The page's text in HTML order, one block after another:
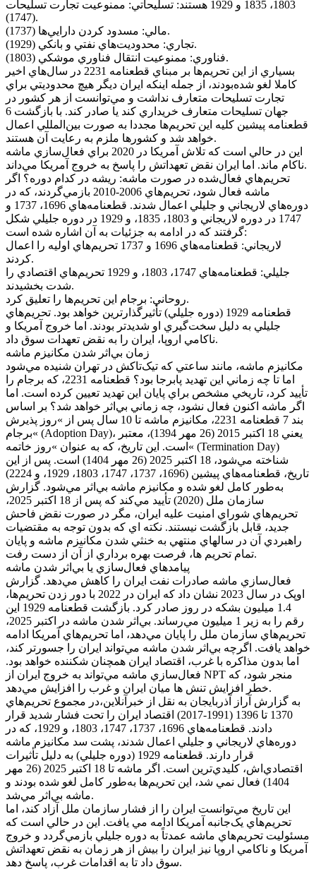
1803، 1835 و 1929 هستند: تسليحاتي: ممنوعيت تجارت تسليحات
(1747).
مالي: مسدود کردن دارايي‌ها (1737).
تجاري: محدوديت‌هاي نفتي و بانکي (1929).
فناوري: ممنوعيت انتقال فناوري موشکي (1803).
بسياري از اين تحريم‌ها بر مبناي قطعنامه 2231 در سال‌هاي اخير
کاملا لغو شده‌بودند، از جمله اينکه ايران ديگر هيچ محدوديتي براي
تجارت تسليحات متعارف نداشت و مي‌توانست از هر کشور در
جهان تسليحات متعارف خريداري کند يا صادر کند. با بازگشت 6
قطعنامه پيشين کليه اين تحريم‌ها مجددا به صورت بين‌المللي اعمال
خواهد شد و کشورها ملزم به رعايت آن هستند.
اين در حالي است که تلاش آمريکا در 2020 براي فعال‌سازي ماشه
ناکام ماند. اما ايران نقض تعهداتش را پاسخ به خروج آمريکا مي‌داند.
تحريم‌هاي فعال‌شده در صورت ماشه: ريشه در کدام دوره؟ اگر
ماشه فعال شود، تحريم‌هاي 2006-2010 بازمي‌گردند، که در
دوره‌هاي لاريجاني و جليلي اعمال شدند. قطعنامه‌هاي 1696، 1737 و
1747 در دوره لاريجاني و 1803، 1835، و 1929 در دوره جليلي شکل
گرفتند که در ادامه به جزئيات به آن اشاره شده است:
لاريجاني: قطعنامه‌هاي 1696 و 1737 تحريم‌هاي اوليه را اعمال
کردند.
جليلي: قطعنامه‌هاي 1747، 1803، و 1929 تحريم‌هاي اقتصادي را
شدت بخشيدند.
روحاني: برجام اين تحريم‌ها را تعليق کرد.
قطعنامه 1929 (دوره جليلي) تأثيرگذارترين خواهد بود. تحريم‌هاي
جليلي به دليل سخت‌گيري او شديدتر بودند. اما خروج آمريکا و
ناکامي اروپا، ايران را به نقض تعهدات سوق داد.
زمان بي‌اثر شدن مکانيزم ماشه
مکانيزم ماشه، مانند ساعتي که تيک‌تاکش در تهران شنيده مي‌شود
اما تا چه زماني اين تهديد پابرجا بود؟ قطعنامه 2231، که برجام را
تأييد کرد، تاريخي مشخص براي پايان اين تهديد تعيين کرده است. اما
اگر ماشه اکنون فعال نشود، چه زماني بي‌اثر خواهد شد؟ بر اساس
بند 7 قطعنامه 2231، مکانيزم ماشه تا 10 سال پس از »روز پذيرش
برجام« (Adoption Day)، يعني 18 اکتبر 2015 (26 مهر 1394)، معتبر
است. اين تاريخ، که به عنوان »روز خاتمه« (Termination Day)
شناخته مي‌شود، 18 اکتبر 2025 (26 مهر 1404) است. پس از اين
تاريخ، قطعنامه‌هاي پيشين (1696، 1737، 1747، 1803، 1929، و 2224)
به‌طور کامل لغو شده و مکانيزم ماشه بي‌اثر مي‌شود. گزارش
سازمان ملل (2020) تأييد مي‌کند که پس از 18 اکتبر 2025،
تحريم‌هاي شوراي امنيت عليه ايران، مگر در صورت نقض فاحش
جديد، قابل بازگشت نيستند. نکته اي که بدون توجه به مقتضيات
راهبردي آن در سالهاي منتهي به خنثي شدن مکانيزم ماشه و پايان
تمام تحريم ها، فرصت بهره برداري از آن از دست رفت.
پيامدهاي فعال‌سازي يا بي‌اثر شدن ماشه
فعال‌سازي ماشه صادرات نفت ايران را کاهش مي‌دهد. گزارش
اوپک در سال 2023 نشان داد که ايران در 2022 با دور زدن تحريم‌ها،
1.4 ميليون بشکه در روز صادر کرد. بازگشت قطعنامه 1929 اين
رقم را به زير 1 ميليون مي‌رساند. بي‌اثر شدن ماشه در اکتبر 2025،
تحريم‌هاي سازمان ملل را پايان مي‌دهد، اما تحريم‌هاي آمريکا ادامه
خواهد يافت. اگرچه بي‌اثر شدن ماشه مي‌تواند ايران را جسورتر کند،
اما بدون مذاکره با غرب، اقتصاد ايران همچنان شکننده خواهد بود.
فعال‌سازي ماشه مي‌تواند به خروج ايران از NPT منجر شود، که
خطر افزايش تنش ها ميان ايران و غرب را افزايش مي‌دهد.
به گزارش آراز آذربايجان به نقل از خبرآنلاين،در مجموع تحريم‌هاي
1370 تا 1396 (1991-2017) اقتصاد ايران را تحت فشار شديد قرار
دادند. قطعنامه‌هاي 1696، 1737، 1747، 1803، و 1929، که در
دوره‌هاي لاريجاني و جليلي اعمال شدند، پشت سد مکانيزم ماشه
قرار دارند. قطعنامه 1929 (دوره جليلي) به دليل تأثيرات
اقتصادي‌اش، کليدي‌ترين است. اگر ماشه تا 18 اکتبر 2025 (26 مهر
1404) فعال نمي شد، اين تحريم‌ها به‌طور کامل لغو شده بودند و
ماشه بي‌اثر مي‌شد.
اين تاريخ مي‌توانست ايران را از فشار سازمان ملل آزاد کند، اما
تحريم‌هاي يک‌جانبه آمريکا ادامه مي يافت. اين در حالي است که
مسئوليت تحريم‌هاي ماشه عمدتاً به دوره جليلي بازمي‌گردد و خروج
آمريکا و ناکامي اروپا نيز ايران را بيش از هر زمان به نقض تعهداتش
سوق داد تا به اقدامات غرب، پاسخ دهد.